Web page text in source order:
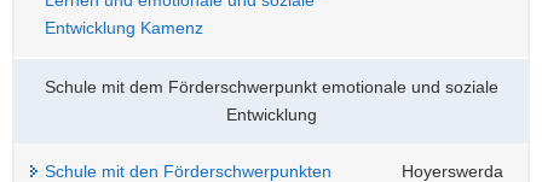
Entwicklung Kamenz
Schule mit dem Förderschwerpunkt emotionale und soziale
Entwicklung
Schule mit den Förderschwerpunkten
Hoyerswerda